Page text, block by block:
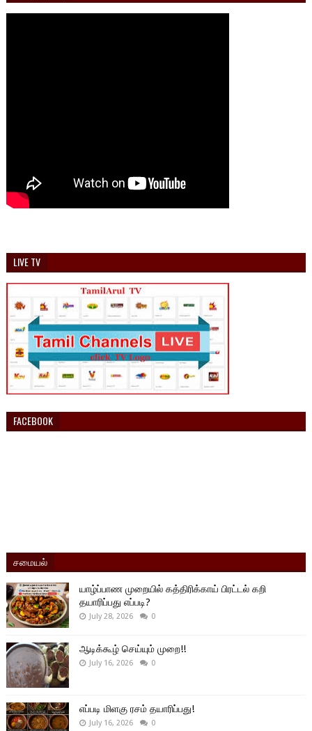
LIVE TV
FACEBOOK
சமையல்
யாழ்ப்பாண முறையில் கத்திரிக்காய் பிரட்டல் கறி
தயாரிப்பது எப்படி?
July 28, 2026 0
ஆடிக்கூழ் செய்யும் முறை!!
July 16, 2026 0
எப்படி மிளகு ரசம் தயாரிப்பது!
July 16, 2026 0